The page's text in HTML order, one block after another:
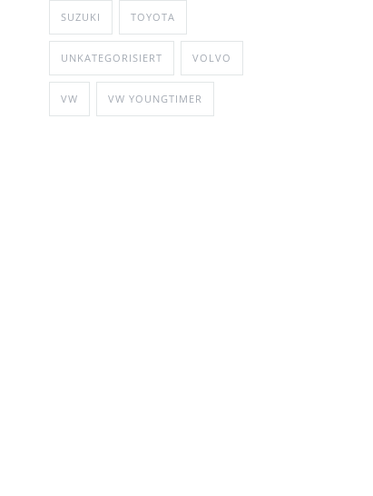
SUZUKI TOYOTA
UNKATEGORISIERT VOLVO
VW VW YOUNGTIMER